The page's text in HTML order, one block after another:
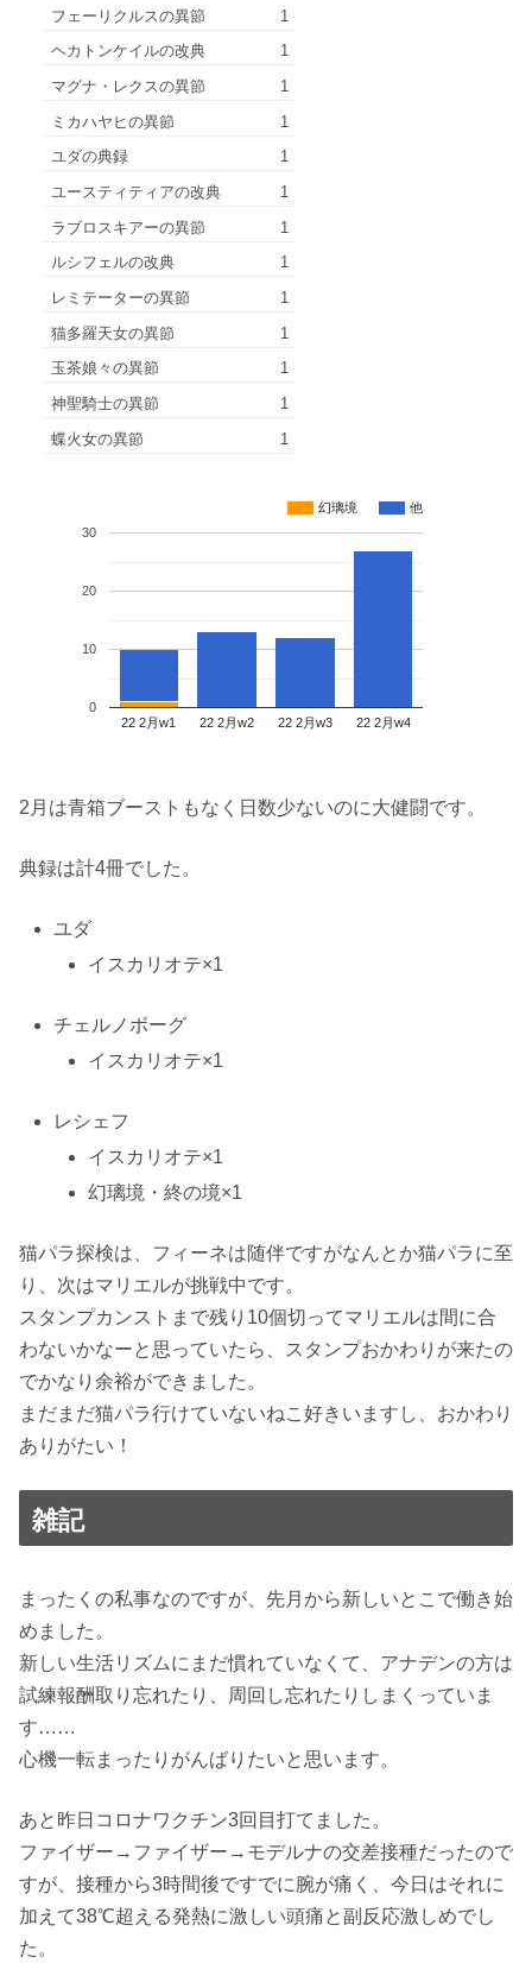
フェーリクルスの異節
1
ヘカトンケイルの改典
1
マグナ・レクスの異節
1
ミカハヤヒの異節
1
ユダの典録
1
ユースティティアの改典
1
ラブロスキアーの異節
1
ルシフェルの改典
1
レミテーターの異節
1
猫多羅天女の異節
1
玉茶娘々の異節
1
神聖騎士の異節
1
蝶火女の異節
1
幻璃境 他
22 2月w1 22 2月w2 22 2月w3 22 2月w4
0
10
20
30
2月は青箱ブーストもなく日数少ないのに大健闘です。
典録は計4冊でした。
ユダ
イスカリオテ×1
チェルノボーグ
イスカリオテ×1
レシェフ
イスカリオテ×1
幻璃境・終の境×1
猫パラ探検は、フィーネは随伴ですがなんとか猫パラに至
り、次はマリエルが挑戦中です。
スタンプカンストまで残り10個切ってマリエルは間に合
わないかなーと思っていたら、スタンプおかわりが来たの
でかなり余裕ができました。
まだまだ猫パラ行けていないねこ好きいますし、おかわり
ありがたい！
雑記
まったくの私事なのですが、先月から新しいとこで働き始
めました。
新しい生活リズムにまだ慣れていなくて、アナデンの方は
試練報酬取り忘れたり、周回し忘れたりしまくっていま
す……
心機一転まったりがんばりたいと思います。
あと昨日コロナワクチン3回目打てました。
ファイザー→ファイザー→モデルナの交差接種だったので
すが、接種から3時間後ですでに腕が痛く、今日はそれに
加えて38℃超える発熱に激しい頭痛と副反応激しめでし
た。